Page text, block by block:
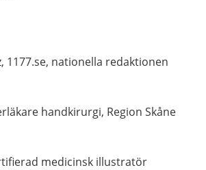
1177.se, nationella redaktionen
handkirurgi, Region Skåne
medicinsk illustratör